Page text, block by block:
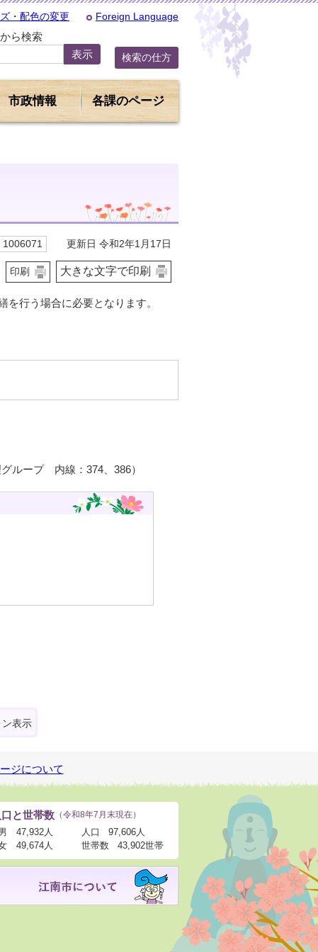
・配色の変更 Foreign Language
ら検索
検索の仕方
市政情報 各課のページ
1006071 更新日 令和2年1月17日
印刷 大きな文字で印刷
行う場合に必要となります。
ループ 内線：374、386）
ン表示
ジについて
口と世帯数 （令和8年7月末現在）
47,932人
49,674人
人口
97,606人
世帯数
43,902世帯